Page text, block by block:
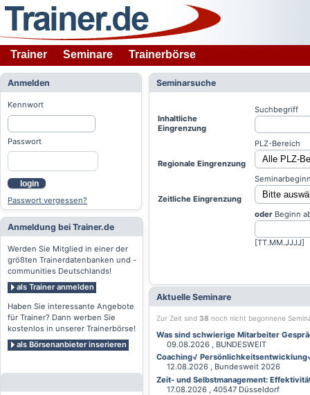
Trainer Seminare Trainerbörse
Anmelden
Kennwort
Passwort
login
Passwort vergessen?
Anmeldung bei Trainer.de
Werden Sie Mitglied in einer der
größten Trainerdatenbanken und -
communities Deutschlands!
als Trainer anmelden
Haben Sie interessante Angebote
für Trainer? Dann werben Sie
kostenlos in unserer Trainerbörse!
als Börsenanbieter inserieren
Seminarsuche
Inhaltliche
Eingrenzung
Suchbegriff
Regionale Eingrenzung
PLZ-Bereich
Zeitliche Eingrenzung
oder Beginn
[TT.MM.JJJJ]
Aktuelle Seminare
Zur Zeit sind 38 noch nicht begonnene
Was sind schwierige Mitarbeiter
09.08.2026 , BUNDESWEIT
Coaching√
12.08.2026 , Bundesweit 2026
Zeit- und Selbstmanagement:
17.08.2026 , 40547 Düsseldorf